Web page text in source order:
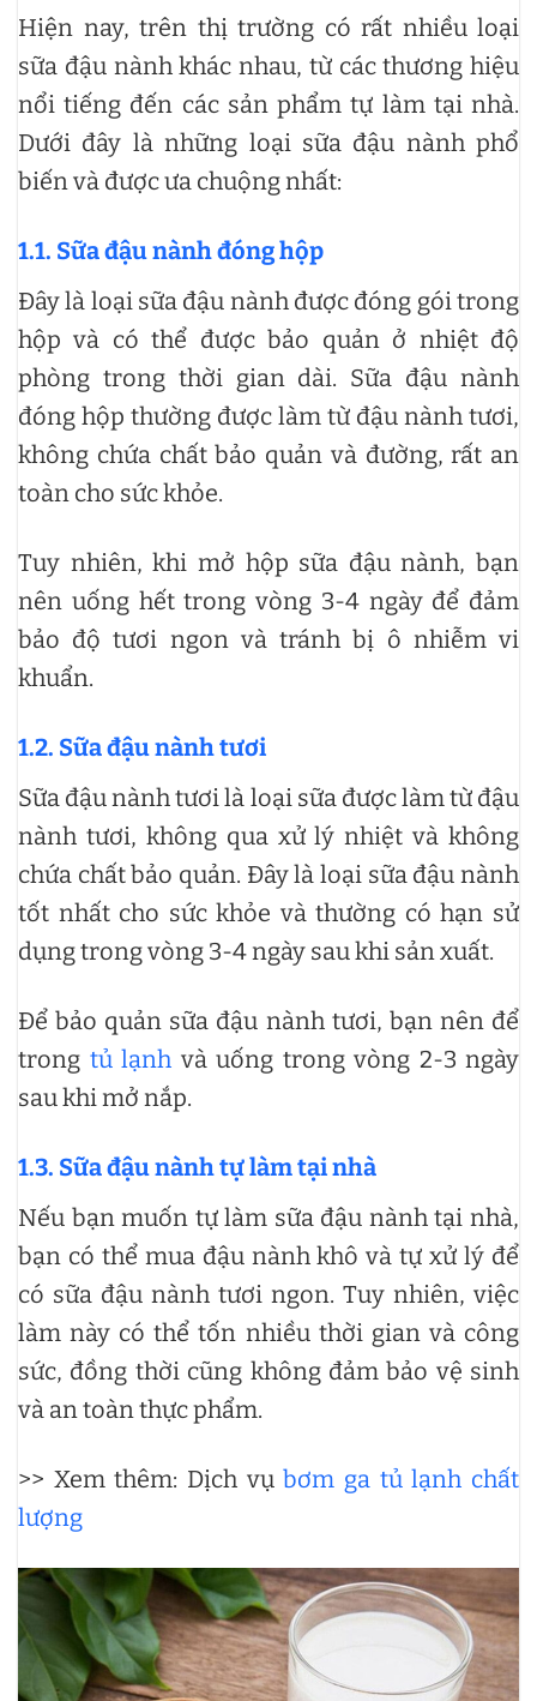
Hiện nay, trên thị trường có rất nhiều loại
sữa đậu nành khác nhau, từ các thương hiệu
nổi tiếng đến các sản phẩm tự làm tại nhà.
Dưới đây là những loại sữa đậu nành phổ
biến và được ưa chuộng nhất:
1.1. Sữa đậu nành đóng hộp
Đây là loại sữa đậu nành được đóng gói trong
hộp và có thể được bảo quản ở nhiệt độ
phòng trong thời gian dài. Sữa đậu nành
đóng hộp thường được làm từ đậu nành tươi,
không chứa chất bảo quản và đường, rất an
toàn cho sức khỏe.
Tuy nhiên, khi mở hộp sữa đậu nành, bạn
nên uống hết trong vòng 3-4 ngày để đảm
bảo độ tươi ngon và tránh bị ô nhiễm vi
khuẩn.
1.2. Sữa đậu nành tươi
Sữa đậu nành tươi là loại sữa được làm từ đậu
nành tươi, không qua xử lý nhiệt và không
chứa chất bảo quản. Đây là loại sữa đậu nành
tốt nhất cho sức khỏe và thường có hạn sử
dụng trong vòng 3-4 ngày sau khi sản xuất.
Để bảo quản sữa đậu nành tươi, bạn nên để
trong tủ lạnh và uống trong vòng 2-3 ngày
sau khi mở nắp.
1.3. Sữa đậu nành tự làm tại nhà
Nếu bạn muốn tự làm sữa đậu nành tại nhà,
bạn có thể mua đậu nành khô và tự xử lý để
có sữa đậu nành tươi ngon. Tuy nhiên, việc
làm này có thể tốn nhiều thời gian và công
sức, đồng thời cũng không đảm bảo vệ sinh
và an toàn thực phẩm.
>> Xem thêm: Dịch vụbơm ga tủ lạnh chất
lượng